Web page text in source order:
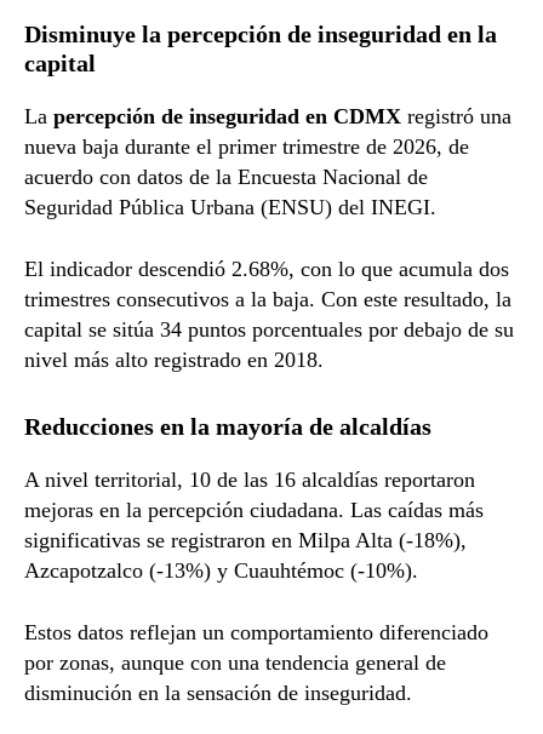
Disminuye la percepción de inseguridad en la
capital
La percepción de inseguridad en CDMX registró una
nueva baja durante el primer trimestre de 2026, de
acuerdo con datos de la Encuesta Nacional de
Seguridad Pública Urbana (ENSU) del INEGI.
El indicador descendió 2.68%, con lo que acumula dos
trimestres consecutivos a la baja. Con este resultado, la
capital se sitúa 34 puntos porcentuales por debajo de su
nivel más alto registrado en 2018.
Reducciones en la mayoría de alcaldías
A nivel territorial, 10 de las 16 alcaldías reportaron
mejoras en la percepción ciudadana. Las caídas más
significativas se registraron en Milpa Alta (-18%),
Azcapotzalco (-13%) y Cuauhtémoc (-10%).
Estos datos reflejan un comportamiento diferenciado
por zonas, aunque con una tendencia general de
disminución en la sensación de inseguridad.